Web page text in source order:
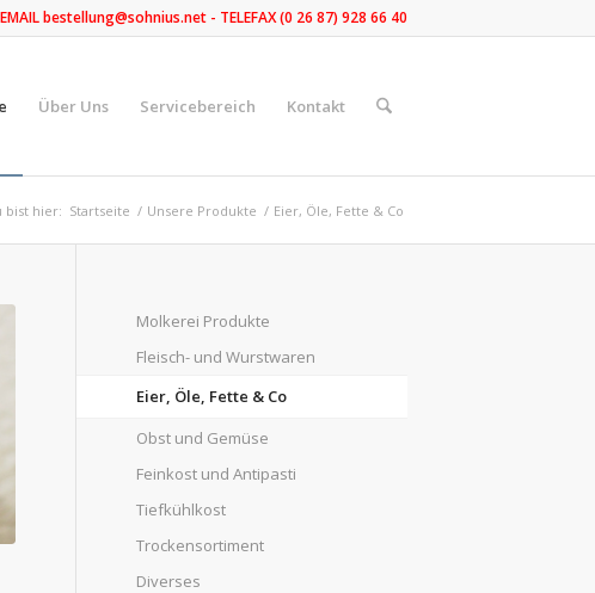
bestellung@sohnius.net - TELEFAX (0 26 87) 928 66 40
Über Uns Servicebereich Kontakt
bist hier: Startseite / Unsere Produkte / Eier, Öle, Fette & Co
Molkerei Produkte
Fleisch- und Wurstwaren
Eier, Öle, Fette & Co
Obst und Gemüse
Feinkost und Antipasti
Tiefkühlkost
Trockensortiment
Diverses